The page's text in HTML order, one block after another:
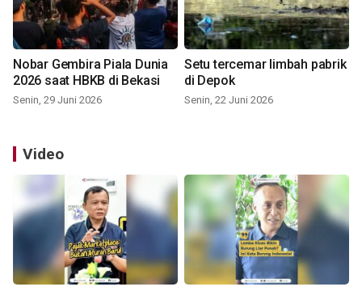
Nobar Gembira Piala Dunia
2026 saat HBKB di Bekasi
Senin, 29 Juni 2026
Setu tercemar limbah pabrik
di Depok
Senin, 22 Juni 2026
Video